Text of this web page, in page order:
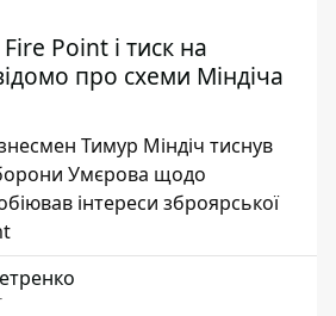
Point і тиск на
про схеми Міндіча
Тимур Міндіч тиснув
Умєрова щодо
інтереси зброярської